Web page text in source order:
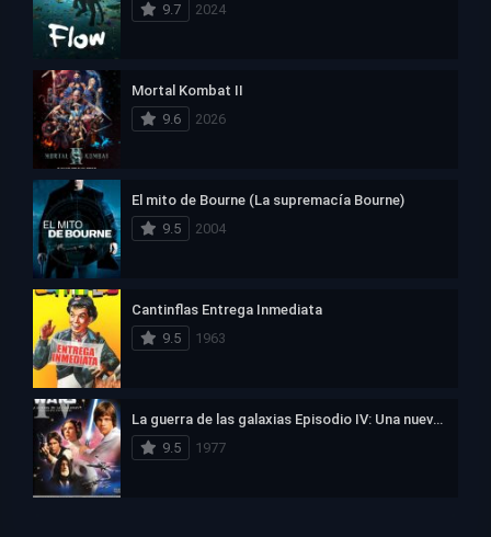
9.7
2024
Mortal Kombat II
9.6
2026
El mito de Bourne (La supremacía Bourne)
9.5
2004
Cantinflas Entrega Inmediata
9.5
1963
La guerra de las galaxias Episodio IV: Una nueva esperanza
9.5
1977